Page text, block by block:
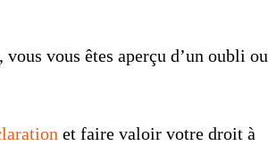
vous êtes aperçu d’un oubli ou
et faire valoir votre droit à